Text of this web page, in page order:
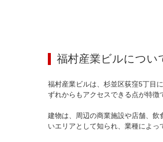
福村産業ビルについ
福村産業ビルは、杉並区荻窪5丁目
ずれからもアクセスできる点が特
建物は、周辺の商業施設や店舗、
いエリアとして知られ、業種によっ